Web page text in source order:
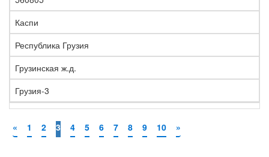
Каспи
Республика Грузия
Грузинская ж.д.
Грузия-3
« 1 2 3 4 5 6 7 8 9 10 »